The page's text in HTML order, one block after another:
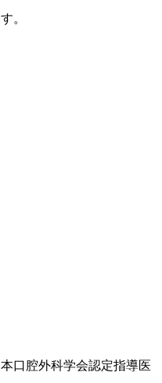
。
口腔外科学会認定指導医